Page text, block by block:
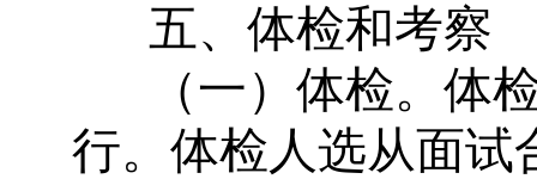
五、体检和考察
（一）体检。体
行。体检人选从面试